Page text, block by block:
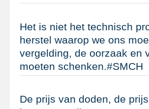
Het is niet het technisch
herstel waarop we ons
vergelding, de oorzaak en
moeten schenken.#SMCH
De prijs van doden, de